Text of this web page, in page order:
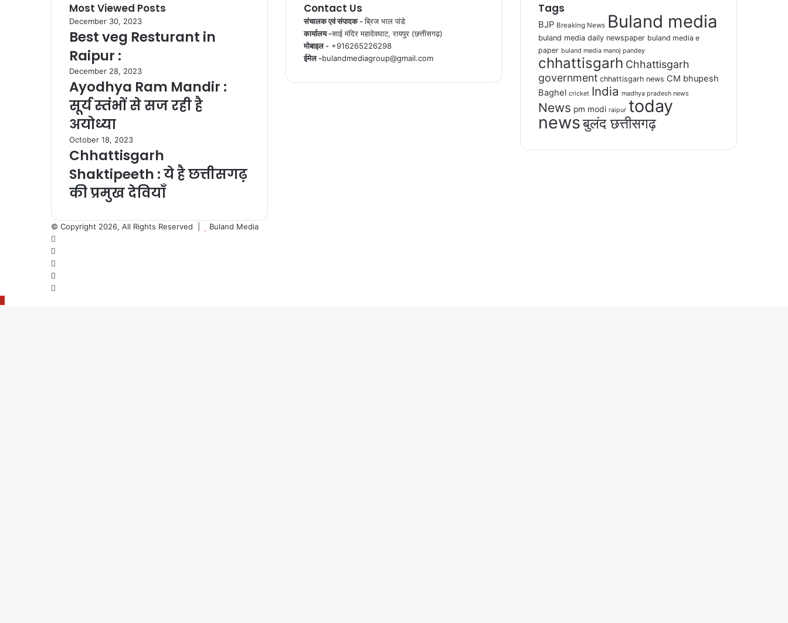
Most Viewed Posts
December 30, 2023
Best veg Resturant in
Raipur :
December 28, 2023
Ayodhya Ram Mandir :
सूर्य स्तंभों से सज रही है
अयोध्या
October 18, 2023
Chhattisgarh
Shaktipeeth : ये है छत्तीसगढ़
की प्रमुख देवियाँ
Contact Us
संचालक एवं संपादक -ब्रिज भाल पांडे
कार्यालय -साई मंदिर महादेवघाट, रायपुर (छत्तीसगढ़)
मोबाइल -+916265226298
ईमेल -bulandmediagroup@gmail.com
Tags
BJP Breaking News Buland media
buland media daily newspaper buland media e
paper buland media manoj pandey
chhattisgarh Chhattisgarh
government chhattisgarh news CM bhupesh
Baghel cricket India madhya pradesh news
News pm modi raipur today
newsबुलंद छत्तीसगढ़
© Copyright 2026, All Rights Reserved |
Buland Media